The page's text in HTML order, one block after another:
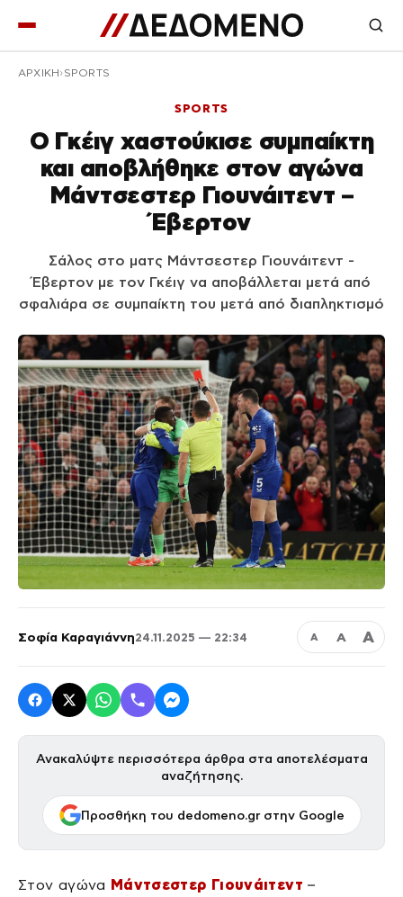
ΑΡΧΙΚΉ SPORTS
SPORTS
Ο Γκέιγ χαστούκισε συμπαίκτη
και αποβλήθηκε στον αγώνα
Μάντσεστερ Γιουνάιτεντ –
Έβερτον
Σάλος στο ματς Μάντσεστερ Γιουνάιτεντ -
Έβερτον με τον Γκέιγ να αποβάλλεται μετά από
σφαλιάρα σε συμπαίκτη του μετά από διαπληκτισμό
Σοφία Καραγιάννη24.11.2025 — 22:34 Α Α Α
Ανακαλύψτε περισσότερα άρθρα στα αποτελέσματα
αναζήτησης.
Προσθήκη του dedomeno.gr στην Google
Στον αγώνα Μάντσεστερ Γιουνάιτεντ –